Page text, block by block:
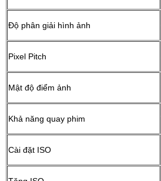
Độ phân giải hình ảnh
Pixel Pitch
Mật độ điểm ảnh
Khả năng quay phim
Cài đặt ISO